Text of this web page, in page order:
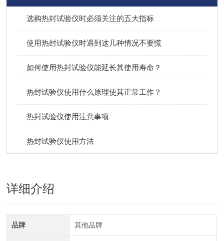
选购热封试验仪时必须关注的五大指标
使用热封试验仪时遇到这几种情况不要慌
如何使用热封试验仪能延长其使用寿命？
热封试验仪使用什么原理使其正常工作？
热封试验仪使用注意事项
热封试验仪使用方法
详细介绍
品牌 其他品牌